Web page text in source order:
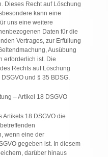
Dieses Recht auf Löschung
kann eine
uns eine weitere
Daten für die
Vertrages, zur Erfüllung
Ausübung
erforderlich ist. Die
Rechts auf Löschung
und § 35 BDSG.
– Artikel 18 DSGVO
18 DSGVO die
wenn eine der
gegeben ist. In diesem
darüber hinaus